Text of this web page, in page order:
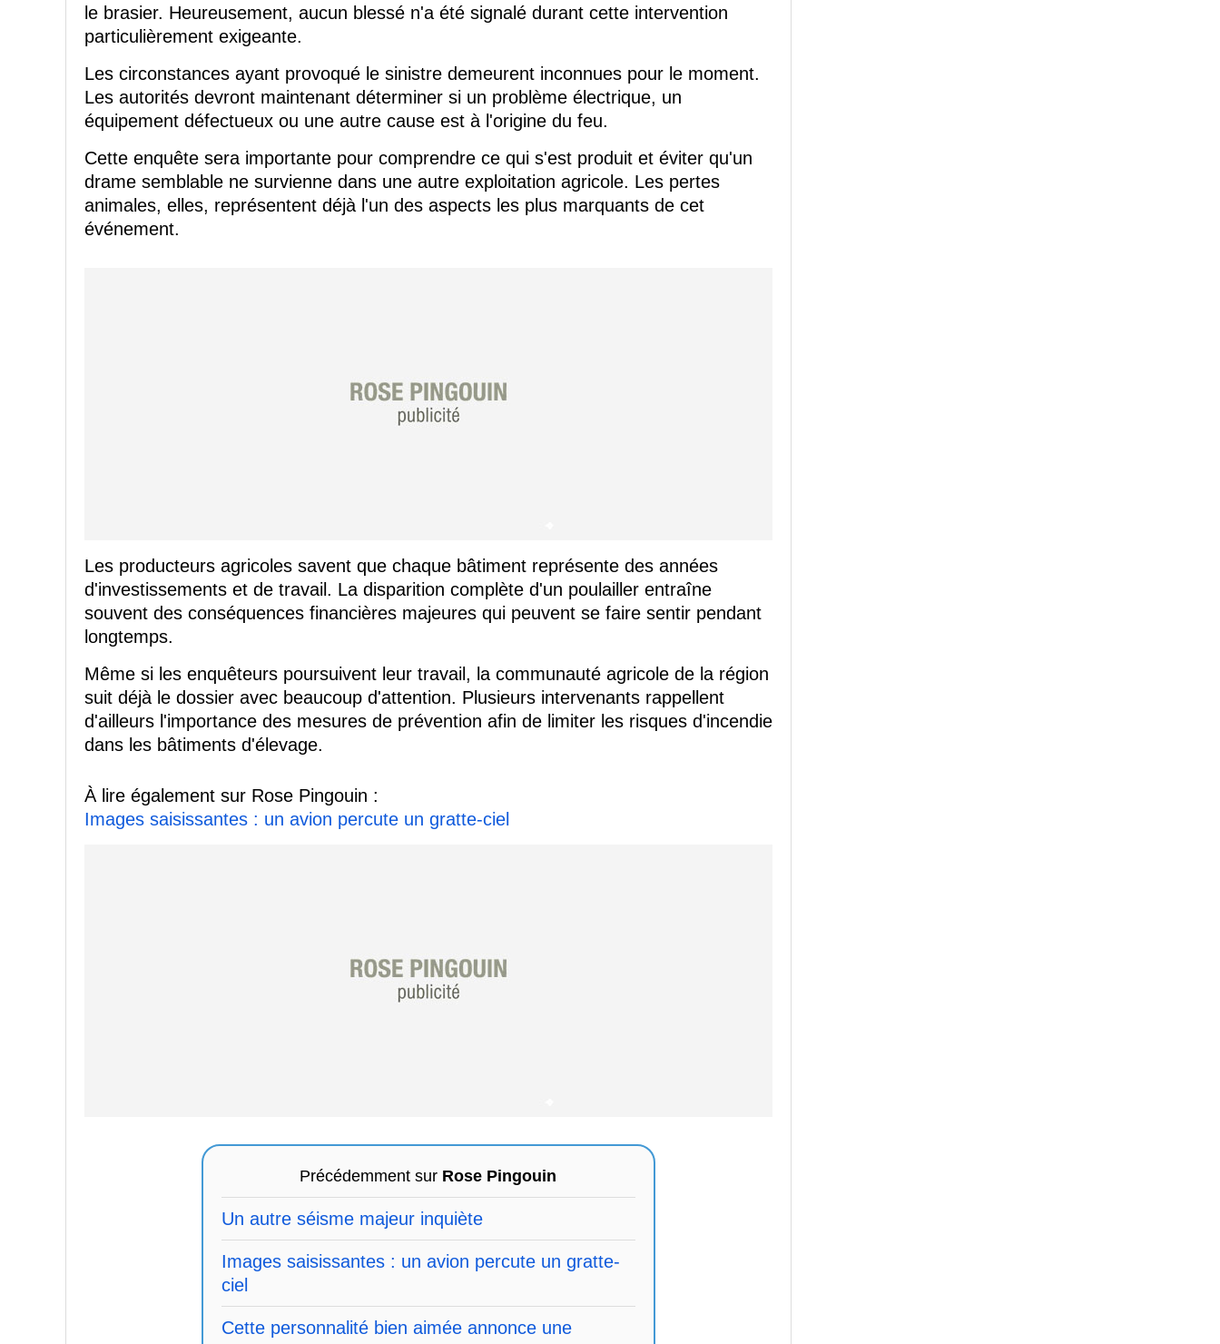
le brasier. Heureusement, aucun blessé n'a été signalé durant cette intervention
particulièrement exigeante.
Les circonstances ayant provoqué le sinistre demeurent inconnues pour le moment.
Les autorités devront maintenant déterminer si un problème électrique, un
équipement défectueux ou une autre cause est à l'origine du feu.
Cette enquête sera importante pour comprendre ce qui s'est produit et éviter qu'un
drame semblable ne survienne dans une autre exploitation agricole. Les pertes
animales, elles, représentent déjà l'un des aspects les plus marquants de cet
événement.
Les producteurs agricoles savent que chaque bâtiment représente des années
d'investissements et de travail. La disparition complète d'un poulailler entraîne
souvent des conséquences financières majeures qui peuvent se faire sentir pendant
longtemps.
Même si les enquêteurs poursuivent leur travail, la communauté agricole de la région
suit déjà le dossier avec beaucoup d'attention. Plusieurs intervenants rappellent
d'ailleurs l'importance des mesures de prévention afin de limiter les risques d'incendie
dans les bâtiments d'élevage.
À lire également sur Rose Pingouin :
Images saisissantes : un avion percute un gratte-ciel
Précédemment sur Rose Pingouin
Un autre séisme majeur inquiète
Images saisissantes : un avion percute un gratte-
ciel
Cette personnalité bien aimée annonce une